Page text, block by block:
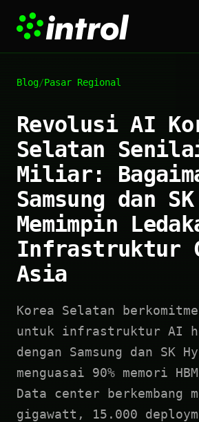
Blog/Pasar Regional
Revolusi AI
Selatan
Miliar:
Samsung dan
Memimpin
Infrastruktur
Asia
Korea Selatan
untuk infrastruktur AI
dengan Samsung dan SK
menguasai 90% memori
Data center berkembang
gigawatt, 15.000